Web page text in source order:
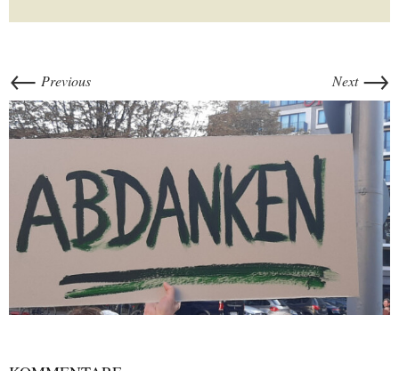
← Previous Next →